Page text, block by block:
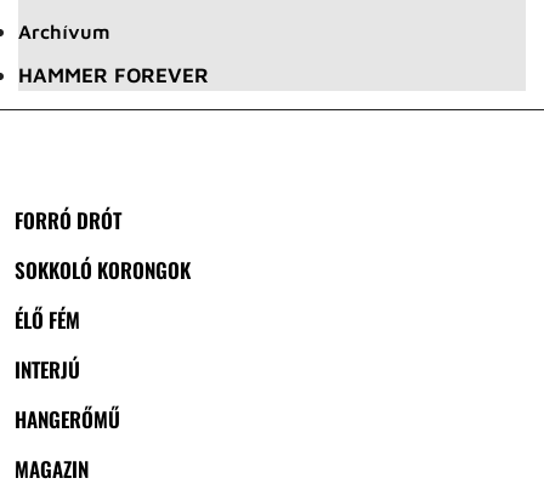
Archívum
HAMMER FOREVER
FORRÓ DRÓT
SOKKOLÓ KORONGOK
ÉLŐ FÉM
INTERJÚ
HANGERŐMŰ
MAGAZIN